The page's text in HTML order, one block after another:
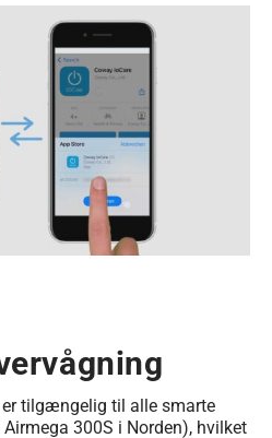
er tilgængelig til alle smarte
300S i Norden), hvilket